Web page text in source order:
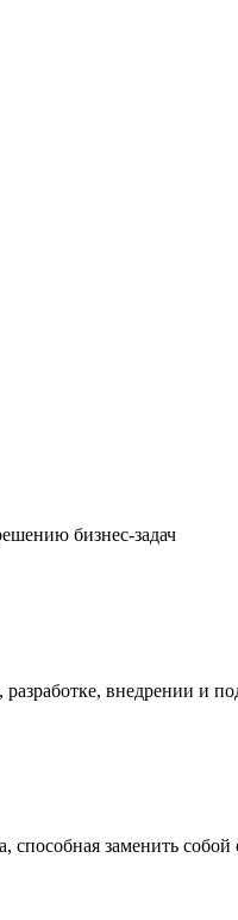
бизнес-задач
внедрении и
заменить собой